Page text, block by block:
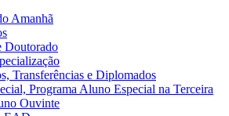
Amanhã
Doutorado
Transferências e Diplomados
Programa Aluno Especial na Terceira
Ouvinte